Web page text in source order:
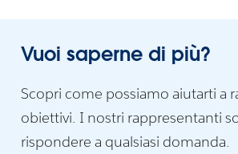
Vuoi saperne di più?
Scopri come possiamo aiutarti a
obiettivi. I nostri rappresentanti
rispondere a qualsiasi domanda.